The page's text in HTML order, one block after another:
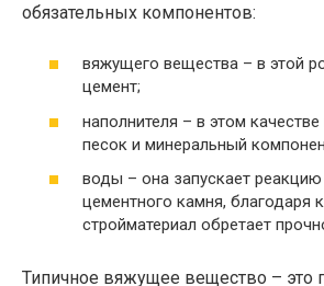
обязательных компонентов:
вяжущего вещества – в этой
цемент;
наполнителя – в этом качестве
песок и минеральный
воды – она запускает
цементного камня, благодаря
стройматериал обретает
Типичное вяжущее вещество – это